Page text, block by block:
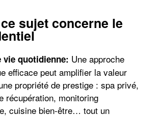
sujet concerne le
vie quotidienne: Une approche
efficace peut amplifier la valeur
propriété de prestige : spa privé,
récupération, monitoring
cuisine bien-être… tout un